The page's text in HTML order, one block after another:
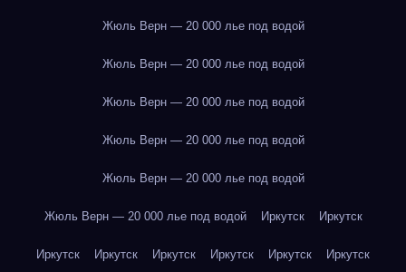
Жюль Верн — 20 000 лье под водой
Жюль Верн — 20 000 лье под водой
Жюль Верн — 20 000 лье под водой
Жюль Верн — 20 000 лье под водой
Жюль Верн — 20 000 лье под водой
Жюль Верн — 20 000 лье под водой Иркутск Иркутск
Иркутск Иркутск Иркутск Иркутск Иркутск Иркутск